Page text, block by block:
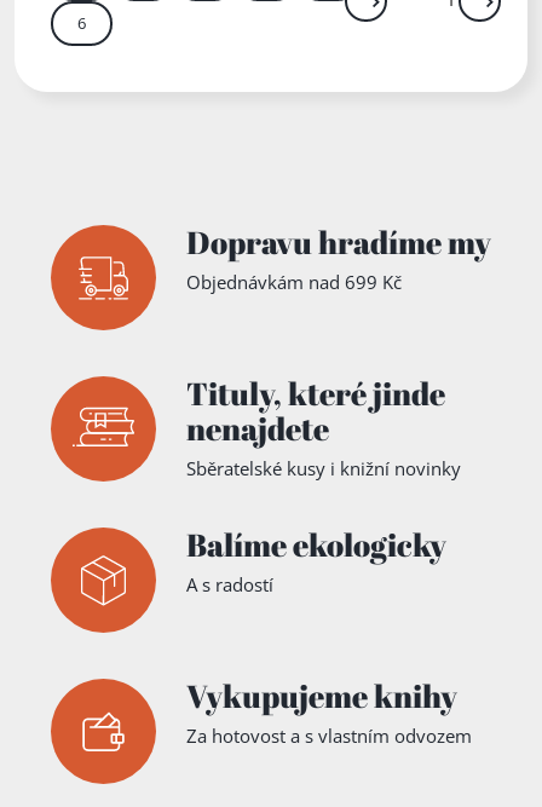
6 Další Přejít
Dopravu hradíme my
Objednávkám nad 699 Kč
Tituly,které jinde
nenajdete
Sběratelské kusy i knižní novinky
Balíme ekologicky
A s radostí
Vykupujeme knihy
Za hotovost a s vlastním odvozem